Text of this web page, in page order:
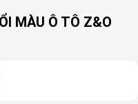
MÀU Ô TÔ Z&O